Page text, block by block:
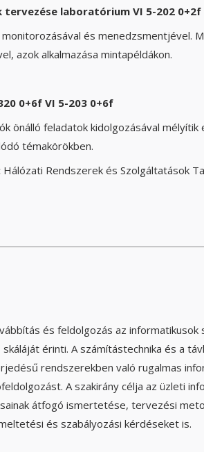
laboratórium VI 5-202 0+2f
és menedzsmentjével.
azok alkalmazása mintapéldákon.
0+6f VI 5-203 0+6f
önálló feladatok kidolgozásával
témakörökben.
Hálózati Rendszerek és Szolgáltatások
és feldolgozás az informatikusok
érinti. A számítástechnika és a
rendszerekben való rugalmas
A szakirány célja az üzleti
átfogó ismertetése, tervezési
és szabályozási kérdéseket is.